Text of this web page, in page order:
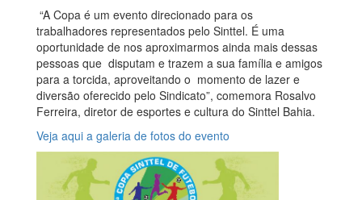
“A Copa é um evento direcionado para os
trabalhadores representados pelo Sinttel. É uma
oportunidade de nos aproximarmos ainda mais dessas
pessoas que disputam e trazem a sua família e amigos
para a torcida, aproveitando o momento de lazer e
diversão oferecido pelo Sindicato”, comemora Rosalvo
Ferreira, diretor de esportes e cultura do Sinttel Bahia.
Veja aqui a galeria de fotos do evento